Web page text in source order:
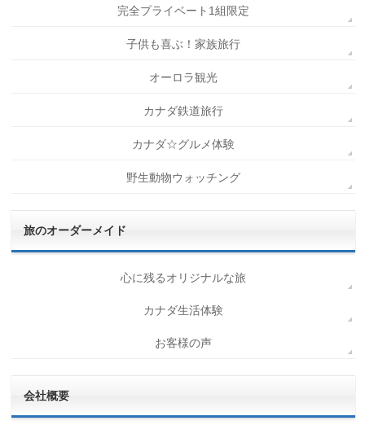
完全プライベート1組限定
子供も喜ぶ！家族旅行
オーロラ観光
カナダ鉄道旅行
カナダ☆グルメ体験
野生動物ウォッチング
旅のオーダーメイド
心に残るオリジナルな旅
カナダ生活体験
お客様の声
会社概要